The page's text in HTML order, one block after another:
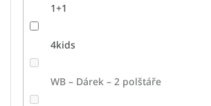
1+1
4kids
WB – Dárek – 2 polštáře